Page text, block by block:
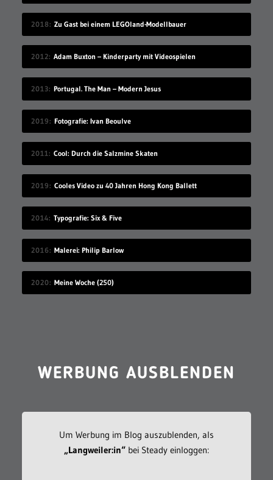
2018 Zu Gast bei einem LEGOland-Modellbauer
2012 Adam Buxton – Kinderparty mit Videospielen
2013 Portugal. The Man – Modern Jesus
2019 Fotografie: Ivan Beoulve
2011 Cool: Durch die Salzmine Skaten
2019 Cooles Video zu 40 Jahren Hong Kong Ballett
2014 Typografie: Six & Five
2016 Malerei: Philip Barlow
2020 Meine Woche (250)
WERBUNG AUSBLENDEN
Um Werbung im Blog auszublenden, als
„Langweiler:in“bei Steady einloggen: